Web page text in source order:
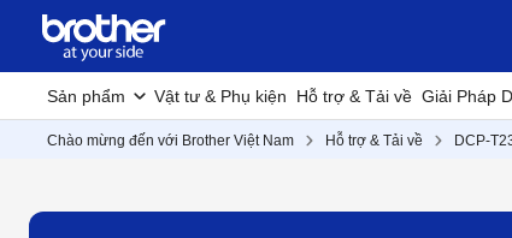
Sản phẩm Vật tư & Phụ kiện Hỗ trợ & Tải về Giải Pháp
Chào mừng đến với Brother Việt Nam Hỗ trợ & Tải về DCP-